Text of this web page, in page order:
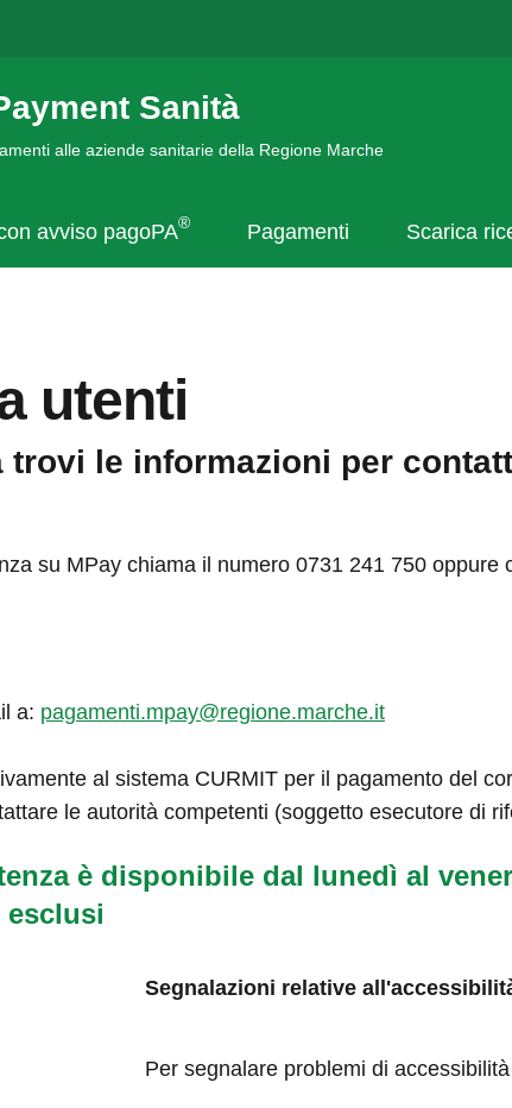
Sanità
alle aziende sanitarie della Regione Marche
avviso pagoPA® Pagamenti Scarica
utenti
trovi le informazioni per
su MPay chiama il numero 0731 241 750 oppure
a: pagamenti.mpay@regione.marche.it
al sistema CURMIT per il pagamento del
le autorità competenti (soggetto esecutore di
è disponibile dal lunedì al
esclusi
Segnalazioni relative
Per segnalare problemi di